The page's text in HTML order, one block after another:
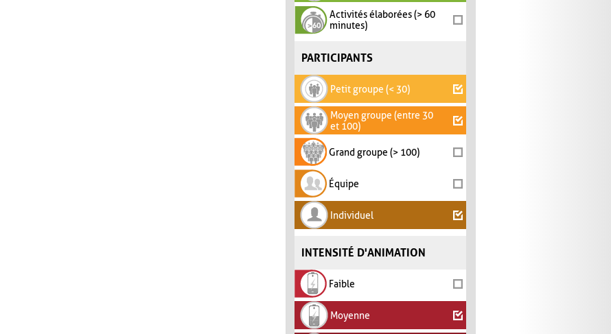
Activités élaborées (> 60
minutes)
PARTICIPANTS
Petit groupe (< 30)
Moyen groupe (entre 30
et 100)
Grand groupe (> 100)
Équipe
Individuel
INTENSITÉ D'ANIMATION
Faible
Moyenne